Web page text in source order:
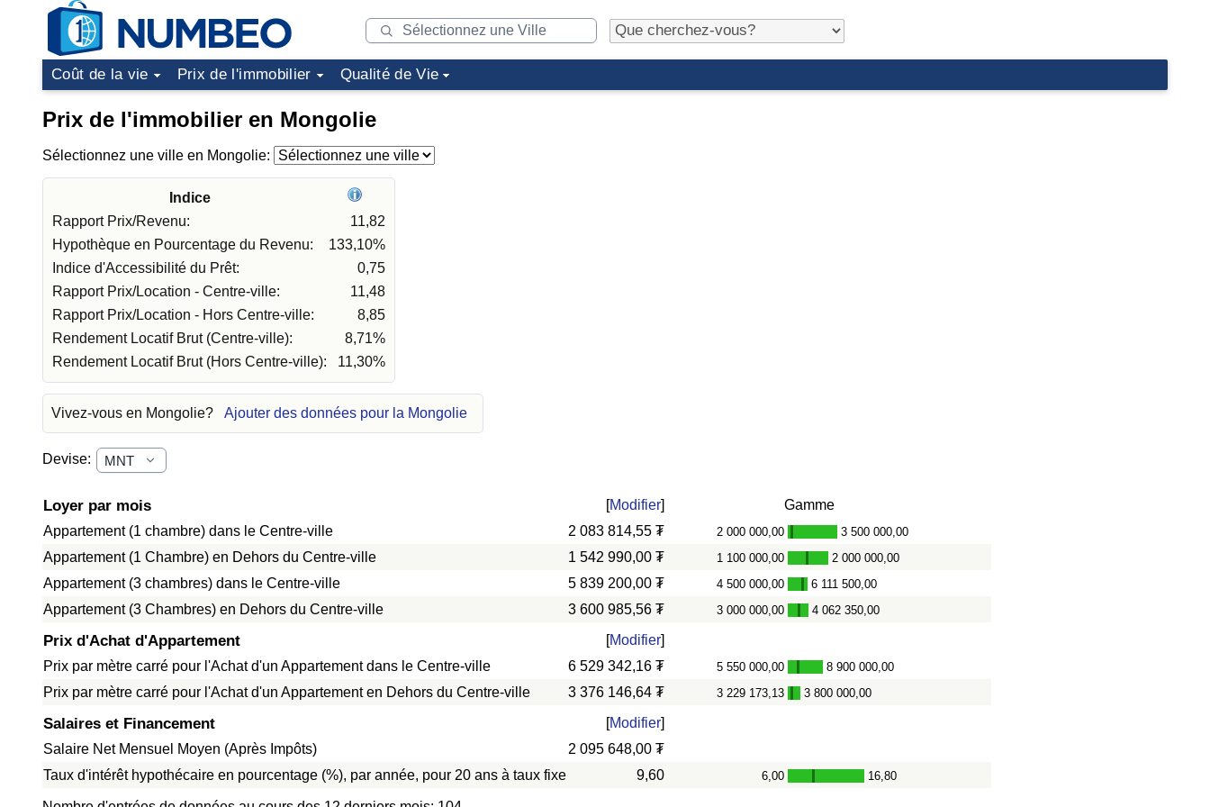
Coût de la vie Prix de l'immobilier Qualité de Vie
Prix de l'immobilier en Mongolie
Sélectionnez une ville en Mongolie:
Indice
Rapport Prix/Revenu:
11,82
Hypothèque en Pourcentage du Revenu:
133,10%
Indice d'Accessibilité du Prêt:
0,75
Rapport Prix/Location - Centre-ville:
11,48
Rapport Prix/Location - Hors Centre-ville:
8,85
Rendement Locatif Brut (Centre-ville):
8,71%
Rendement Locatif Brut (Hors Centre-ville):
11,30%
Vivez-vous en Mongolie? Ajouter des données pour la Mongolie
Devise:
Loyer par mois [Modifier]
Gamme
Appartement (1 chambre) dans le Centre-ville
2 083 814,55 ₮ 2 000 000,00 - 3 500 000,00
Appartement (1 Chambre) en Dehors du Centre-ville 1 542 990,00 ₮ 1 100 000,00 - 2 000 000,00
Appartement (3 chambres) dans le Centre-ville 5 839 200,00 ₮ 4 500 000,00 - 6 111 500,00
Appartement (3 Chambres) en Dehors du Centre-ville 3 600 985,56 ₮ 3 000 000,00 - 4 062 350,00
Prix d'Achat d'Appartement [Modifier]
Prix par mètre carré pour l'Achat d'un Appartement dans le Centre-ville
6 529 342,16 ₮ 5 550 000,00 - 8 900 000,00
Prix par mètre carré pour l'Achat d'un Appartement en Dehors du Centre-ville 3 376 146,64 ₮ 3 229 173,13 - 3 800 000,00
Salaires et Financement [Modifier]
Salaire Net Mensuel Moyen (Après Impôts)
2 095 648,00 ₮
Taux d'intérêt hypothécaire en pourcentage (%), par année, pour 20 ans à taux fixe
9,60 6,00 - 16,80